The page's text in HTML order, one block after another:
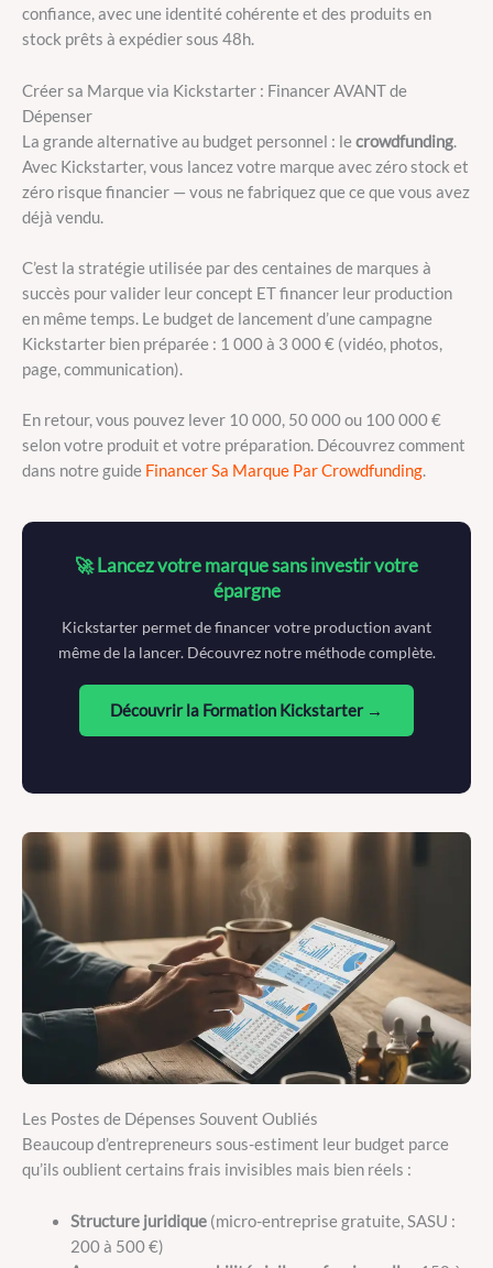
confiance, avec une identité cohérente et des produits en
stock prêts à expédier sous 48h.
Créer sa Marque via Kickstarter : Financer AVANT de
Dépenser
La grande alternative au budget personnel : lecrowdfunding.
Avec Kickstarter, vous lancez votre marque avec zéro stock et
zéro risque financier — vous ne fabriquez que ce que vous avez
déjà vendu.
C’est la stratégie utilisée par des centaines de marques à
succès pour valider leur concept ET financer leur production
en même temps. Le budget de lancement d’une campagne
Kickstarter bien préparée : 1 000 à 3 000 € (vidéo, photos,
page, communication).
En retour, vous pouvez lever 10 000, 50 000 ou 100 000 €
selon votre produit et votre préparation. Découvrez comment
dans notre guide Financer Sa Marque Par Crowdfunding.
🚀 Lancez votre marque sans investir votre
épargne
Kickstarter permet de financer votre production avant
même de la lancer. Découvrez notre méthode complète.
Découvrir la Formation Kickstarter →
Les Postes de Dépenses Souvent Oubliés
Beaucoup d’entrepreneurs sous-estiment leur budget parce
qu’ils oublient certains frais invisibles mais bien réels :
Structure juridique(micro-entreprise gratuite, SASU :
200 à 500 €)